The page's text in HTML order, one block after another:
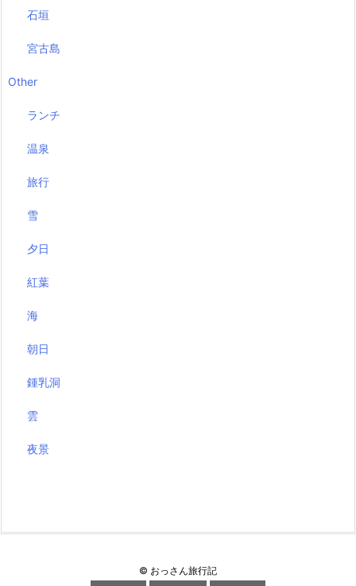
石垣
宮古島
Other
ランチ
温泉
旅行
雪
夕日
紅葉
海
朝日
鍾乳洞
雲
夜景
© おっさん旅行記